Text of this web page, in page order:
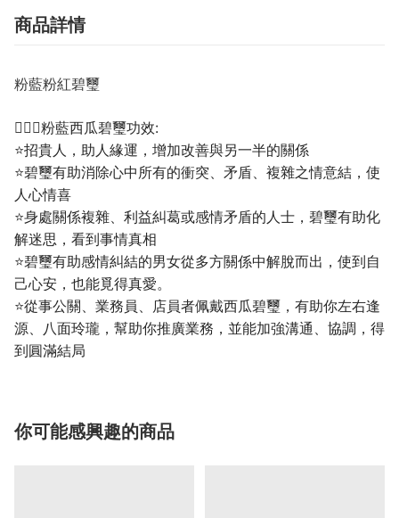
商品詳情
粉藍粉紅碧璽
💁🏼‍♀️粉藍西瓜碧璽功效:
⭐招貴人，助人緣運，增加改善與另一半的關係
⭐碧璽有助消除心中所有的衝突、矛盾、複雜之情意結，使
人心情喜
⭐身處關係複雜、利益糾葛或感情矛盾的人士，碧璽有助化
解迷思，看到事情真相
⭐碧璽有助感情糾結的男女從多方關係中解脫而出，使到自
己心安，也能覓得真愛。
⭐從事公關、業務員、店員者佩戴西瓜碧璽，有助你左右逢
源、八面玲瓏，幫助你推廣業務，並能加強溝通、協調，得
到圓滿結局
你可能感興趣的商品